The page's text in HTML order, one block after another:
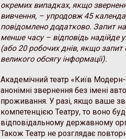
окремих випадках, якщо
вивчення, – упродовж 45
повідомлено додатково. Запит
менше часу – відповідь надійде
(або 20 робочих днів, якщо запит
великого обсягу інформації).
Академічний театр «Київ
анонімні звернення без імені
проживання. У разі, якщо ваше
компетенцією Театру, то воно
відповідальному державному
Також Театр не розглядає